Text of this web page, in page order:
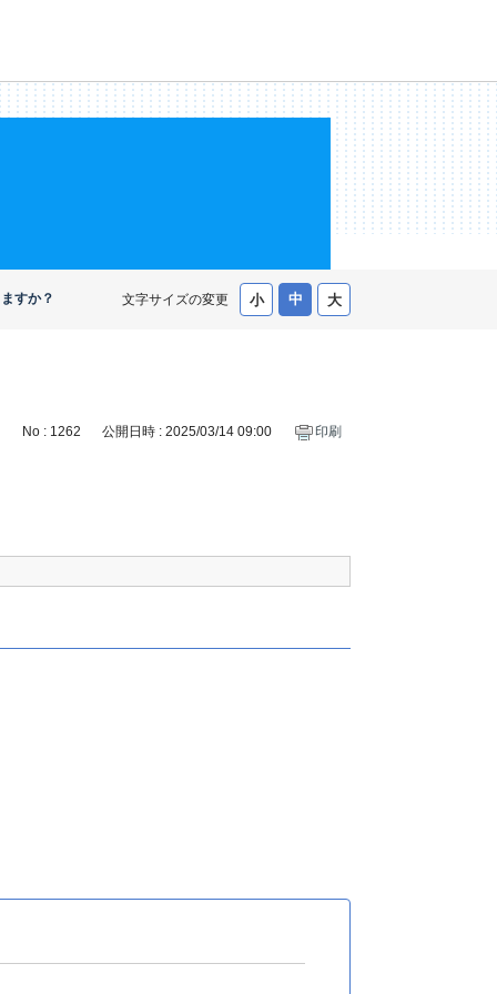
文字サイズの変更
すか？
No : 1262 公開日時 : 2025/03/14 09:00 印刷